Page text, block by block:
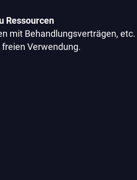
Ressourcen
mit Behandlungsverträgen,
Verwendung.